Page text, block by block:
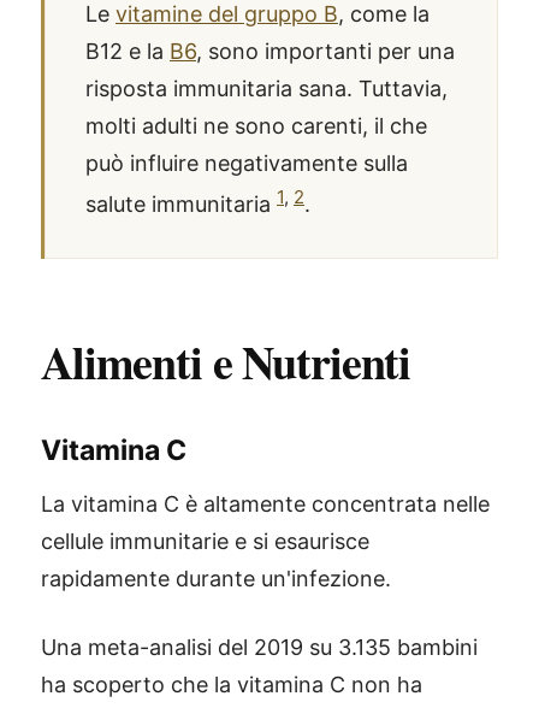
Le vitamine del gruppo B, come la
B12 e la B6, sono importanti per una
risposta immunitaria sana. Tuttavia,
molti adulti ne sono carenti, il che
può influire negativamente sulla
salute immunitaria 1, 2.
Alimenti e Nutrienti
Vitamina C
La vitamina C è altamente concentrata nelle
cellule immunitarie e si esaurisce
rapidamente durante un'infezione.
Una meta-analisi del 2019 su 3.135 bambini
ha scoperto che la vitamina C non ha